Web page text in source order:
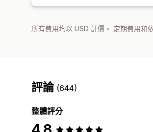
所有費用均以 USD 計價。 定期費用和
評論 (644)
整體評分